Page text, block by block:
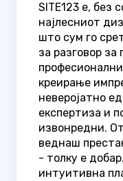
SITE123 е, без
најлесниот
што сум го
за разговор
креирање
неверојатно
експертиза и
извонредни.
веднаш
- толку е
интуитивна